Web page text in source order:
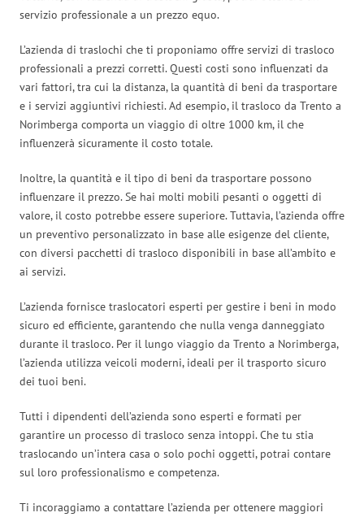
servizio professionale a un prezzo equo.
L’azienda di traslochi che ti proponiamo offre servizi di trasloco
professionali a prezzi corretti. Questi costi sono influenzati da
vari fattori, tra cui la distanza, la quantità di beni da trasportare
e i servizi aggiuntivi richiesti. Ad esempio, il trasloco da Trento a
Norimberga comporta un viaggio di oltre 1000 km, il che
influenzerà sicuramente il costo totale.
Inoltre, la quantità e il tipo di beni da trasportare possono
influenzare il prezzo. Se hai molti mobili pesanti o oggetti di
valore, il costo potrebbe essere superiore. Tuttavia, l’azienda offre
un preventivo personalizzato in base alle esigenze del cliente,
con diversi pacchetti di trasloco disponibili in base all’ambito e
ai servizi.
L’azienda fornisce traslocatori esperti per gestire i beni in modo
sicuro ed efficiente, garantendo che nulla venga danneggiato
durante il trasloco. Per il lungo viaggio da Trento a Norimberga,
l’azienda utilizza veicoli moderni, ideali per il trasporto sicuro
dei tuoi beni.
Tutti i dipendenti dell’azienda sono esperti e formati per
garantire un processo di trasloco senza intoppi. Che tu stia
traslocando un’intera casa o solo pochi oggetti, potrai contare
sul loro professionalismo e competenza.
Ti incoraggiamo a contattare l’azienda per ottenere maggiori